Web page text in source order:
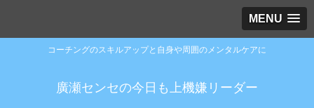
MENU
コーチングのスキルアップと自身や周囲のメンタルケアに
廣瀬センセの今日も上機嫌リーダー